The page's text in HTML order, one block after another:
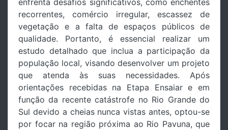
recorrentes, comércio irregular, escassez de
vegetação e a falta de espaços públicos de
qualidade. Portanto, é essencial realizar um
estudo detalhado que inclua a participação da
população local, visando desenvolver um projeto
que atenda às suas necessidades. Após
orientações recebidas na Etapa Ensaiar e em
função da recente catástrofe no Rio Grande do
Sul devido a cheias nunca vistas antes, optou-se
por focar na região próxima ao Rio Pavuna, que